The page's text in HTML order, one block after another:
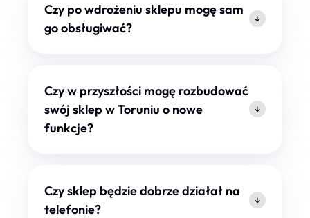
Czy po wdrożeniu sklepu mogę sam
go obsługiwać?
Czy w przyszłości mogę rozbudować
swój sklep w Toruniu o nowe
funkcje?
Czy sklep będzie dobrze działał na
telefonie?